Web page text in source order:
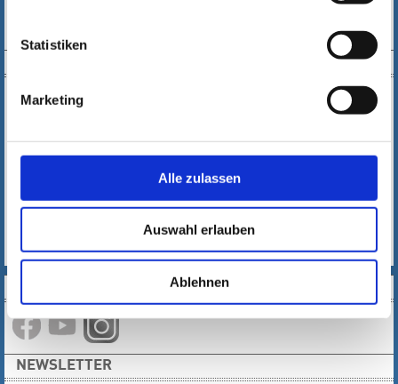
Statistiken
Marketing
Alle zulassen
Auswahl erlauben
Ablehnen
E-PAPER
AUSLAGESTELLEN
NEWSLETTER